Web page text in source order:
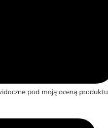
pod moją oceną produktu